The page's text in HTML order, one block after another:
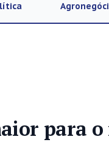
para o